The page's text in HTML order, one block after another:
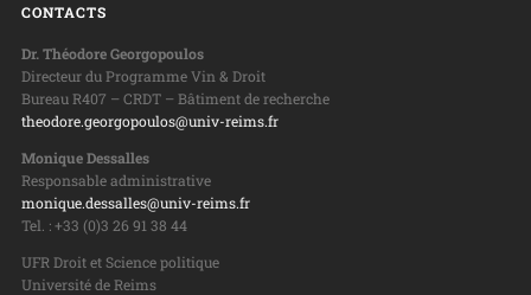
CONTACTS
Dr. Théodore Georgopoulos
Directeur du Programme Vin & Droit
Bureau R407 – CRDT – Bâtiment de recherche
theodore.georgopoulos@univ-reims.fr
Monique Dessalles
Responsable administrative
monique.dessalles@univ-reims.fr
Tel. : +33 (0)3 26 91 38 44
UFR Droit et Science politique
Université de Reims